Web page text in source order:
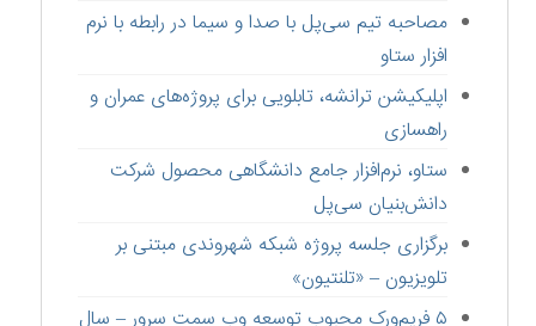
مصاحبه تیم سی‌پل با صدا و سیما در رابطه با نرم
افزار ستاو
اپلیکیشن ترانشه، تابلویی برای پروژه‌های عمران و
راهسازی
ستاو،‌ نرم‌افزار جامع دانشگاهی محصول شرکت
دانش‌بنیان سی‌پل
برگزاری جلسه پروژه شبکه شهروندی مبتنی بر
تلویزیون – «تلنتیون»
۵ فریم‌ورک محبوب توسعه وب سمت سرور – سال